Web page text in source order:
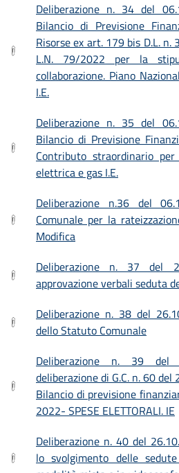
Deliberazione n. 34 del
Bilancio di Previsione
Risorse ex art. 179 bis D.L.
L.N. 79/2022 per la
collaborazione. Piano
I.E.
Deliberazione n. 35 del
Bilancio di Previsione
Contributo straordinario
elettrica e gas I.E.
Deliberazione n.36 del
Comunale per la
Modifica
Deliberazione n. 37 del
approvazione verbali seduta
Deliberazione n. 38 del
dello Statuto Comunale
Deliberazione n. 39 del
deliberazione di G.C. n. 60
Bilancio di previsione
2022- SPESE ELETTORALI. IE
Deliberazione n. 40 del
lo svolgimento delle